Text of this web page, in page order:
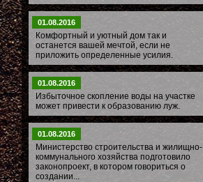
01.08.2016
Комфортный и уютный дом так и
останется вашей мечтой, если не
приложить определенные усилия.
01.08.2016
Избыточное скопление воды на участке
может привести к образованию луж.
01.08.2016
Министерство строительства и жилищно-
коммунального хозяйства подготовило
законопроект, в котором говориться о
создании...